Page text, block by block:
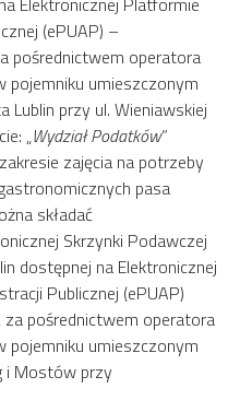
(ePUAP) –
pośrednictwem operatora
pojemniku umieszczonym
Lublin przy ul. Wieniawskiej
„Wydział Podatków”
zajęcia na potrzeby
pasa
składać
Skrzynki Podawczej
dostępnej na Elektronicznej
Publicznej (ePUAP)
pośrednictwem operatora
pojemniku umieszczonym
i Mostów przy